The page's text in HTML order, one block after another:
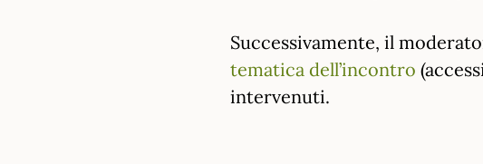
Successivamente, il
tematica dell’incontro
intervenuti.